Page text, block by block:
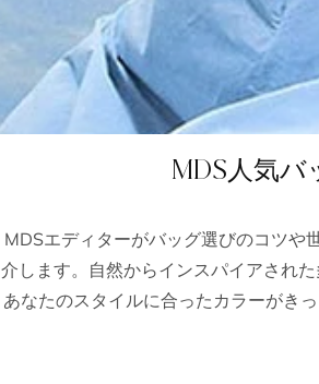
MDS人気
MDSエディターがバッグ選びのコツや
介します。自然からインスパイアされ
あなたのスタイルに合ったカラーがき